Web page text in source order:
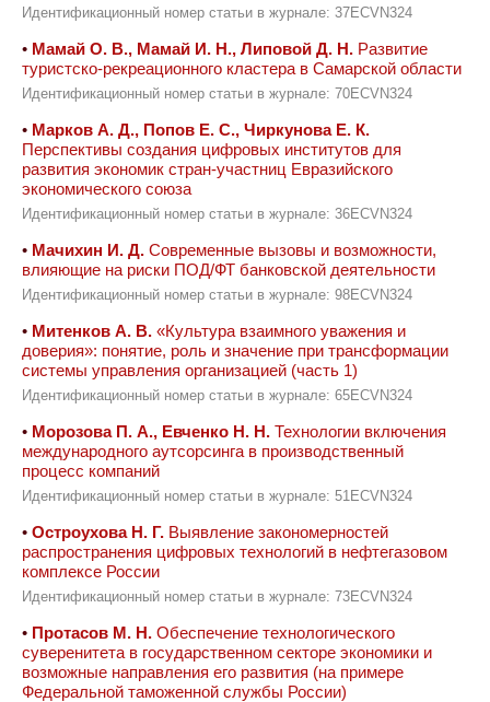
Идентификационный номер статьи в журнале: 37ECVN324
• Мамай О. В., Мамай И. Н., Липовой Д. Н. Развитие
туристско-рекреационного кластера в Самарской области
Идентификационный номер статьи в журнале: 70ECVN324
• Марков А. Д., Попов Е. С., Чиркунова Е. К.
Перспективы создания цифровых институтов для
развития экономик стран-участниц Евразийского
экономического союза
Идентификационный номер статьи в журнале: 36ECVN324
• Мачихин И. Д. Современные вызовы и возможности,
влияющие на риски ПОД/ФТ банковской деятельности
Идентификационный номер статьи в журнале: 98ECVN324
• Митенков А. В. «Культура взаимного уважения и
доверия»: понятие, роль и значение при трансформации
системы управления организацией (часть 1)
Идентификационный номер статьи в журнале: 65ECVN324
• Морозова П. А., Евченко Н. Н. Технологии включения
международного аутсорсинга в производственный
процесс компаний
Идентификационный номер статьи в журнале: 51ECVN324
• Остроухова Н. Г. Выявление закономерностей
распространения цифровых технологий в нефтегазовом
комплексе России
Идентификационный номер статьи в журнале: 73ECVN324
• Протасов М. Н. Обеспечение технологического
суверенитета в государственном секторе экономики и
возможные направления его развития (на примере
Федеральной таможенной службы России)